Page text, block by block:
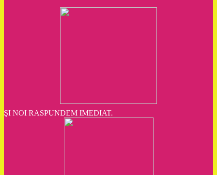
ŞI NOI RASPUNDEM IMEDIAT.